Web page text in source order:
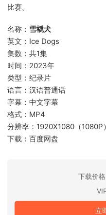
比赛。
名称： 雪橇犬
英文：Ice Dogs
集数：共1集
时间：2023年
类型：纪录片
语言：汉语普通话
字幕：中文字幕
格式：MP4
分辨率：1920X1080（1080P）
下载：百度网盘
下载价格
立